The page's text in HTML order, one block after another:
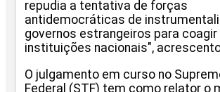
repudia a tentativa de forças
antidemocráticas de
governos estrangeiros para coagir
instituições nacionais",
O julgamento em curso no
Federal (STF) tem como relator o